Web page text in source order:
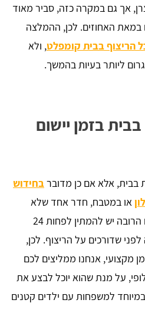
אך גם במקרה כזה, סביר מאוד
במאת האחוזים. לכן, ההמלצה
הריצוף בבית קומפלט, ולא
ליותר בעיות בהמשך.
בזמן יישום
בבית, אלא אם כן מדוברבחידוש
או במטבח, חדר אחד שלא
שוהים בו אנשים. לאחר יישום הרובה יש להמתין לפחות 24
שדורכים על הריצוף. לכן,
מקצועי, אנחנו ממליצים לכם
על מנת שהוא יוכל לבצע את
למשפחות עם ילדים קטנים